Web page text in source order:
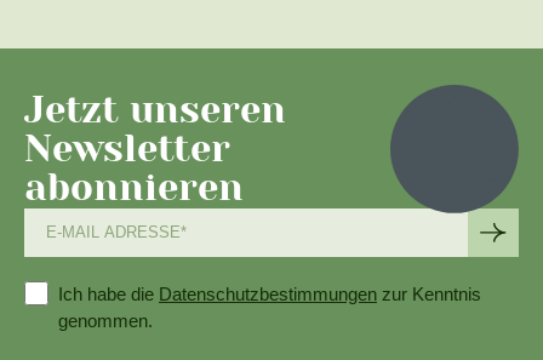
Jetzt unseren
Newsletter
abonnieren
Ich habe die Datenschutzbestimmungen zur Kenntnis
genommen.